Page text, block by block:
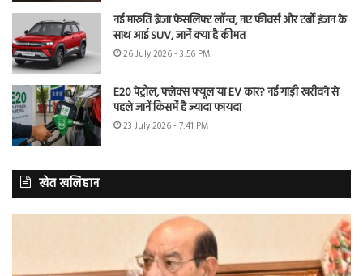
नई मारुति ब्रेजा फेसलिफ्ट लॉन्च, नए फीचर्स और टर्बो इंजन के
साथ आई SUV, जानें क्या है कीमत
26 July 2026 - 3:56 PM
E20 पेट्रोल, फ्लेक्स फ्यूल या EV कार? नई गाड़ी खरीदने से
पहले जानें किसमें है ज्यादा फायदा
23 July 2026 - 7:41 PM
खेत खलिहान